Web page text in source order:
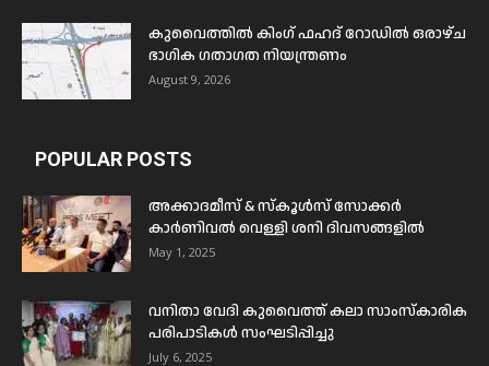
കുവൈത്തിൽ കിംഗ് ഫഹദ് റോഡിൽ ഒരാഴ്ച
ഭാഗിക ഗതാഗത നിയന്ത്രണം
August 9, 2026
POPULAR POSTS
അക്കാദമീസ് & സ്കൂൾസ് സോക്കർ
കാർണിവൽ വെള്ളി ശനി ദിവസങ്ങളിൽ
May 1, 2025
വനിതാ വേദി കുവൈത്ത് കലാ സാംസ്കാരിക
പരിപാടികൾ സംഘടിപ്പിച്ചു
July 6, 2025